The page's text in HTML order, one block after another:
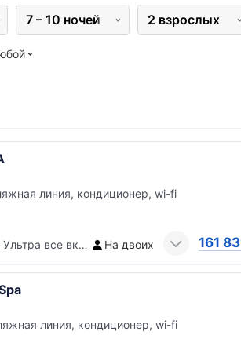
7 – 10 ночей 2 взрослых
линия, кондиционер, wi-fi
Ультра все включено На двоих 161
линия, кондиционер, wi-fi